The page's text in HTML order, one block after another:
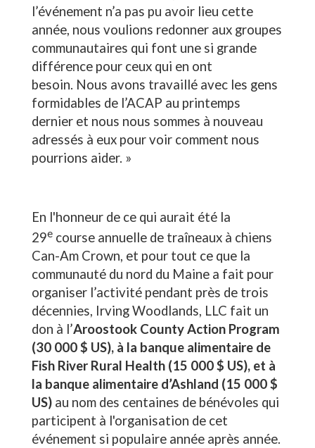
l’événement n’a pas pu avoir lieu cette
année, nous voulions redonner aux groupes
communautaires qui font une si grande
différence pour ceux qui en ont
besoin. Nous avons travaillé avec les gens
formidables de l’ACAP au printemps
dernier et nous nous sommes à nouveau
adressés à eux pour voir comment nous
pourrions aider. »
En l'honneur de ce qui aurait été la
29ecourse annuelle de traîneaux à chiens
Can-Am Crown, et pour tout ce que la
communauté du nord du Maine a fait pour
organiser l’activité pendant près de trois
décennies, Irving Woodlands, LLC fait un
don à l’Aroostook County Action Program
(30 000 $ US), à la banque alimentaire de
Fish River Rural Health (15 000 $ US), et à
la banque alimentaire d’Ashland (15 000 $
US)au nom des centaines de bénévoles qui
participent à l'organisation de cet
événement si populaire année après année.